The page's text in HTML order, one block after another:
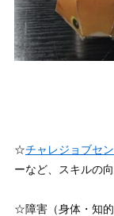
☆チャレジョブセン
ーなど、スキルの
☆障害（身体・知